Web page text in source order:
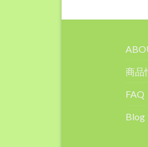
商品
FAQ
Blog